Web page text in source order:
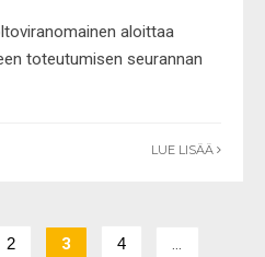
aloittaa
toteutumisen seurannan
LUE LISÄÄ
2 3 4 …